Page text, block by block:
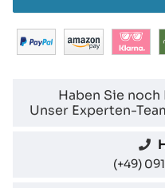
Haben Sie noch
Unser Experten-
(+49)